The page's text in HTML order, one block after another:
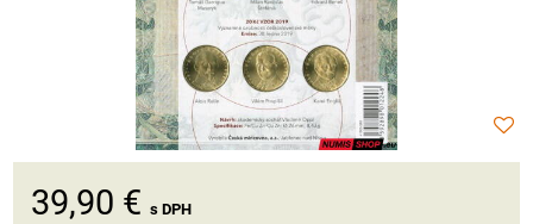
39,90 € s DPH